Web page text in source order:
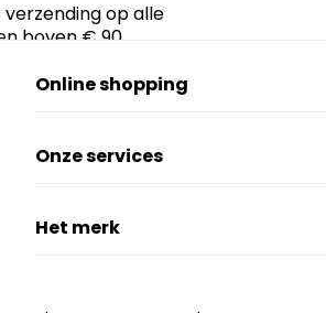
op alle
boven € 90.
Online shopping
Onze services
Het merk